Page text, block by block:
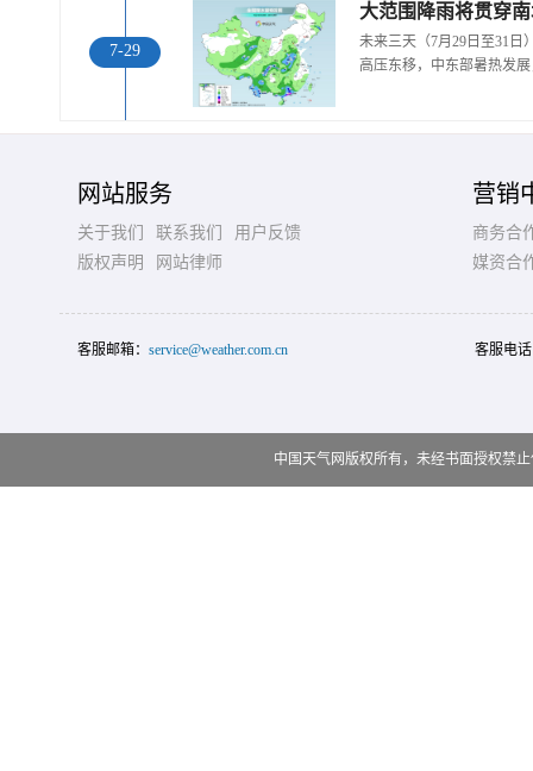
7-29
大范围降雨将贯穿
未来三天（7月29日至31日
高压东移，中东部暑热发
网站服务
关于我们 联系我们
用户反馈
版权声明
网站律师
营销
商务合
媒资合
客服邮箱： service@weather.com.cn 客服电
中国天气网版权所有，未经书面授权